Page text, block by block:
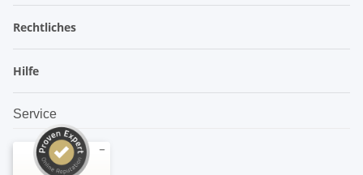
Rechtliches
Hilfe
Service